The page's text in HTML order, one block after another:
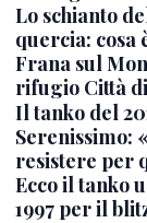
Lo schianto
quercia: cosa
Frana sul
rifugio Città
Il tanko del
Serenissimo:
resistere per
Ecco il tanko
1997 per il